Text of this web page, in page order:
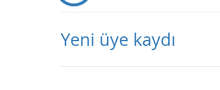
Yeni üye kaydı